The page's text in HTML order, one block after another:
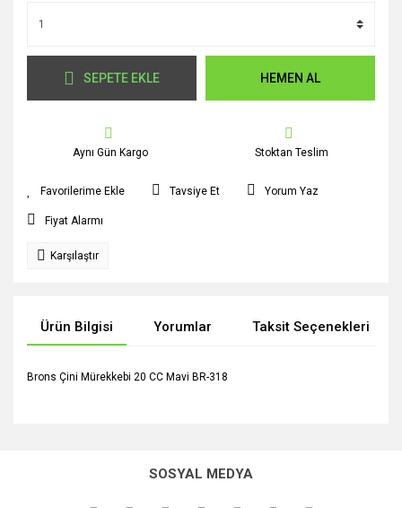
SEPETE EKLE HEMEN AL
Aynı Gün Kargo Stoktan Teslim
Tavsiye Et Yorum Yaz
Fiyat Alarmı
Karşılaştır
Ürün Bilgisi Yorumlar Taksit Seçenekleri
Brons Çini Mürekkebi 20 CC Mavi BR-318
kullanarak tarafımıza iletebilirsiniz.
Görüş ve önerileriniz için teşekkür ederiz.
SOSYAL MEDYA